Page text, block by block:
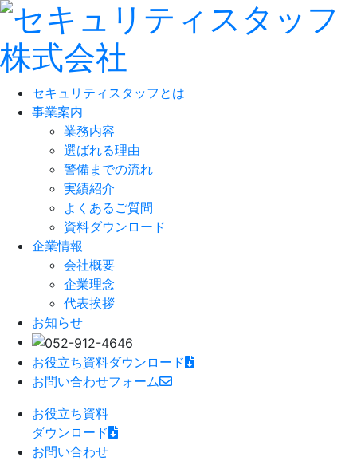
セキュリティスタッフとは
事業案内
業務内容
選ばれる理由
警備までの流れ
実績紹介
よくあるご質問
資料ダウンロード
企業情報
会社概要
企業理念
代表挨拶
お知らせ
お役立ち資料ダウンロード
お問い合わせフォーム
お役立ち資料
ダウンロード
お問い合わせ